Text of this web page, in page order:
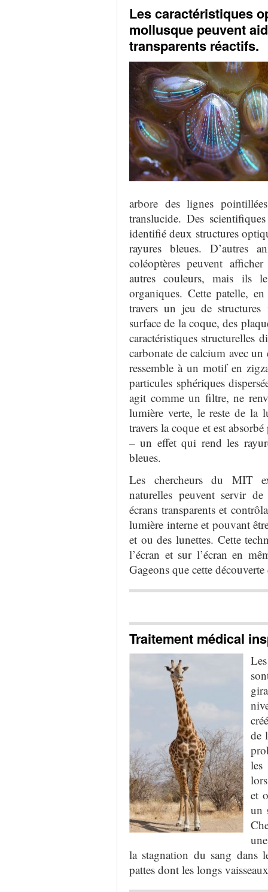
Les caractéristiques
mollusque peuvent
transparents réactifs.
arbore des lignes pointillées
translucide.Des scientifiques
identifié deux structures
rayures bleues.D’autres
coléoptères peuvent afficher
autres couleurs, mais ils
organiques. Cette patelle, en
travers un jeu de structures
surface de la coque, des
caractéristiques structurelles
carbonate de calcium avec un
ressemble à un motif en
particules sphériques
agit comme un filtre, ne
lumière verte, le reste de la
travers la coque et est
– un effet qui rend les
bleues.
Les chercheurs du MIT
naturelles peuvent servir
écrans transparents et
lumière interne et pouvant
et ou des lunettes. Cette
l’écran et sur l’écran en
Gageons que cette
Traitement médical
créé
de
les
lors
et
un
une
la stagnation du sang dans
pattes dont les longs